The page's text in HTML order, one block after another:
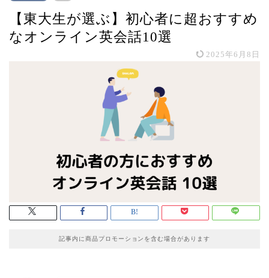
【東大生が選ぶ】初心者に超おすすめ
なオンライン英会話10選
2025年6月8日
記事内に商品プロモーションを含む場合があります